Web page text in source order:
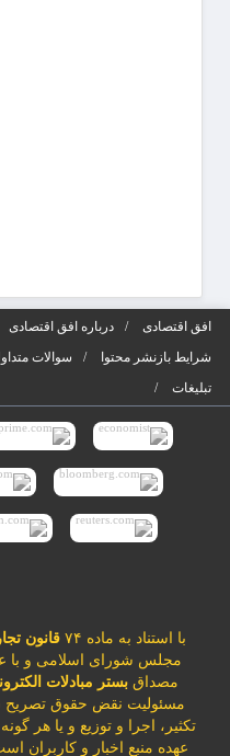
افق اقتصادی درباره افق اقتصادی
شرایط بازنشر محتوا
سوالات
تبلیغات
با استناد به ماده ۷۴ قانون
مجلس شورای اسلامی و با
مصداقبستر مبادلات
مسئولیت نقض حقوق تصریح
تکثیر، اجرا و توزیع و یا هر
عهده منبع اخبار و کاربران